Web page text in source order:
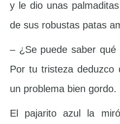
y le dio unas
de sus robustas patas
– ¿Se puede saber qué
Por tu tristeza deduzco
un problema bien gordo.
El pajarito azul la